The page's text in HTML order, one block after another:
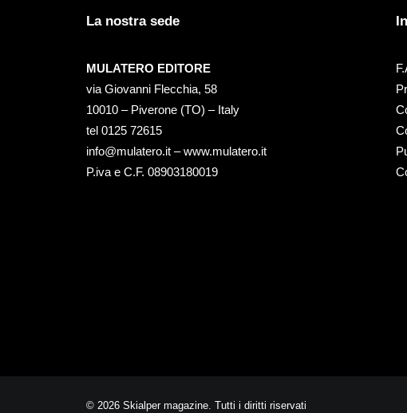
La nostra sede
MULATERO EDITORE
via Giovanni Flecchia, 58
10010 – Piverone (TO) – Italy
tel ‭0125 72615‬
info@mulatero.it –www.mulatero.it
P.iva e C.F. 08903180019
© 2026 Skialper magazine. Tutti i diritti riservati